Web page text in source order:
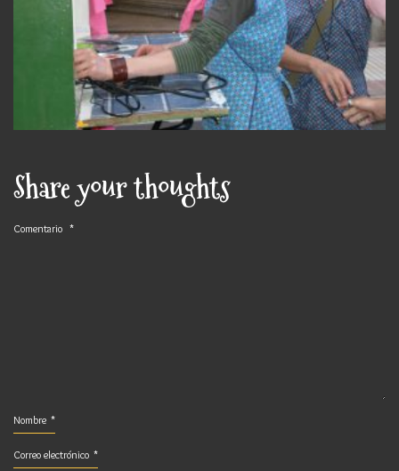
Share your thoughts
Comentario *
Nombre *
Correo electrónico *